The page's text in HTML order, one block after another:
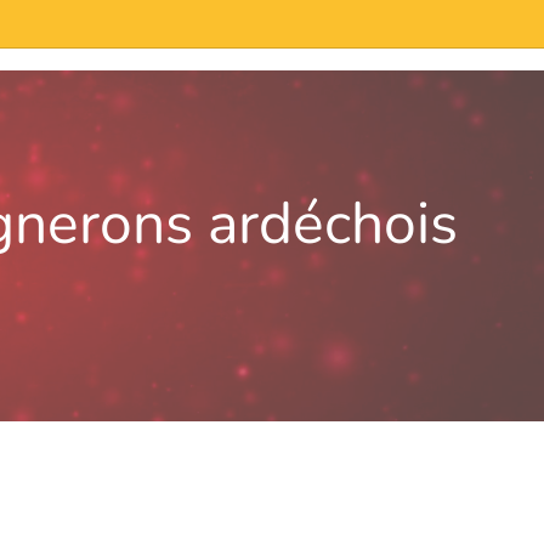
ardéchois